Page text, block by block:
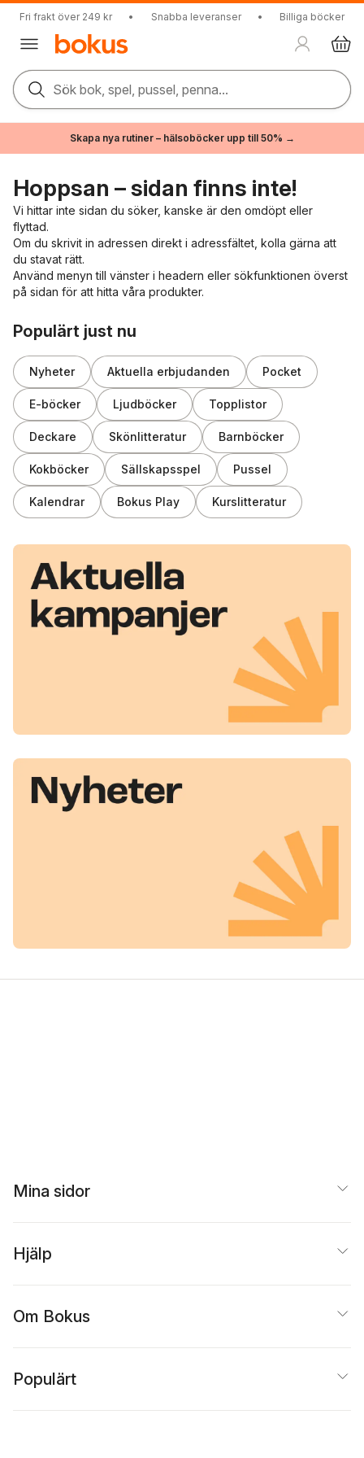
Fri frakt över 249 kr • Snabba leveranser • Billiga böcker
Sök bok, spel, pussel, penna...
Skapa nya rutiner – hälsoböcker upp till 50% →
Hoppsan – sidan finns inte!
Vi hittar inte sidan du söker, kanske är den omdöpt eller
flyttad.
Om du skrivit in adressen direkt i adressfältet, kolla gärna att
du stavat rätt.
Använd menyn till vänster i headern eller sökfunktionen överst
på sidan för att hitta våra produkter.
Populärt just nu
Nyheter Aktuella erbjudanden Pocket
E-böcker Ljudböcker Topplistor
Deckare Skönlitteratur Barnböcker
Kokböcker Sällskapsspel Pussel
Kalendrar Bokus Play Kurslitteratur
Mina sidor
Hjälp
Om Bokus
Populärt